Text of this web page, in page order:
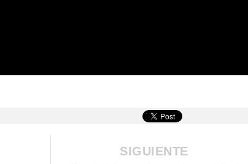
SIGUIENTE